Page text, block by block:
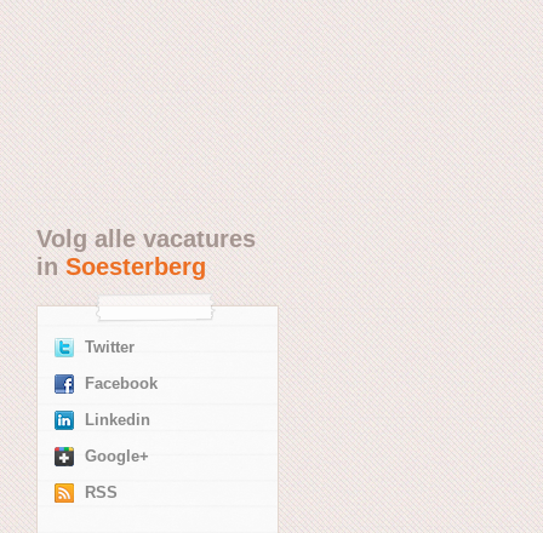
Volg alle vacatures
in Soesterberg
Twitter
Facebook
Linkedin
Google+
RSS